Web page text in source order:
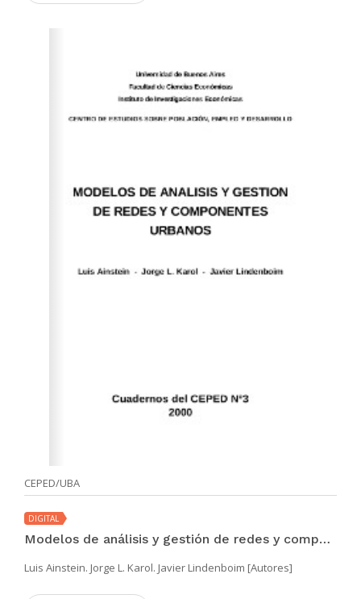
CEPED/UBA
DIGITAL
Modelos de análisis y gestión de redes y componentes urbanos
Luis Ainstein. Jorge L. Karol. Javier Lindenboim [Autores]